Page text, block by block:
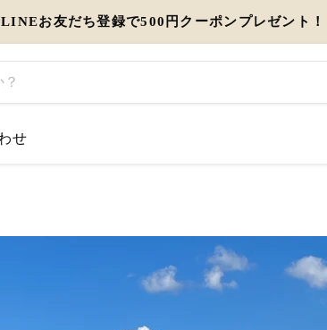
お友だち登録で500円クーポンプレゼント！
せ
ギフト特集
view more